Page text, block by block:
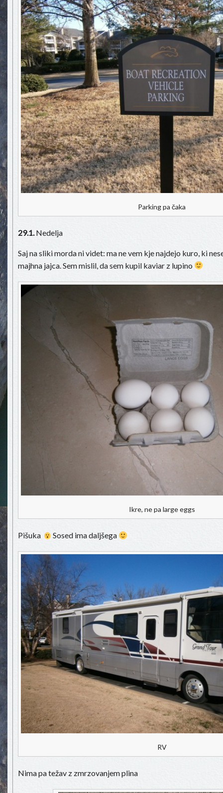
Parking pa čaka
29.1. Nedelja
Saj na sliki morda ni videt: ma ne vem kje najdejo kuro, ki
majhna jajca. Sem mislil, da sem kupil kaviar z lupino
Ikre, ne pa large eggs
Pišuka Sosed ima daljšega
RV
Nima pa težav z zmrzovanjem plina